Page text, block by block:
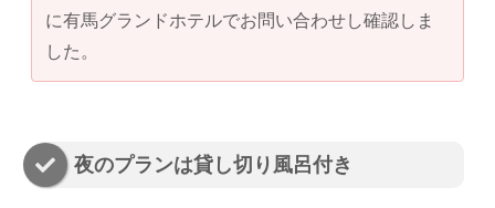
に有馬グランドホテルでお問い合わせし確認しま
した。
夜のプランは貸し切り風呂付き